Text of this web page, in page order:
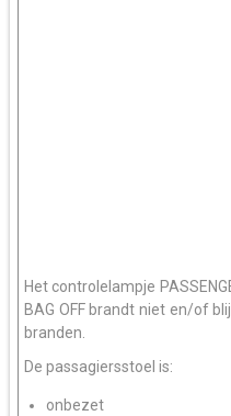
Het controlelampje
BAG OFF brandt niet en/of
branden.
De passagiersstoel is:
onbezet